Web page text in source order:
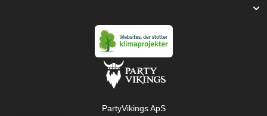
PartyVikings ApS